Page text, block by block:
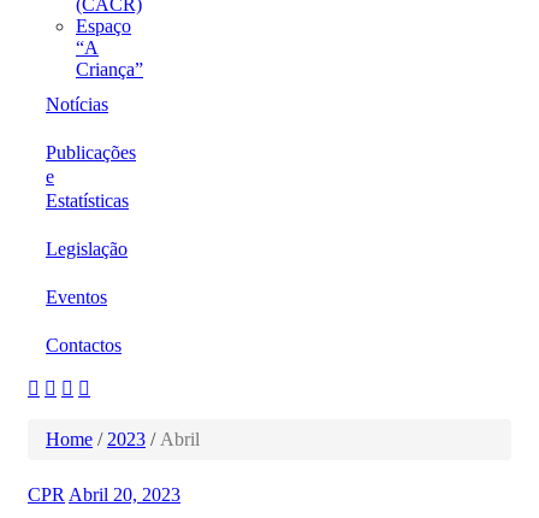
Espaço
“A
Criança”
Notícias
Publicações
e
Estatísticas
Legislação
Eventos
Contactos
Home / 2023 / Abril
CPR Abril 20, 2023